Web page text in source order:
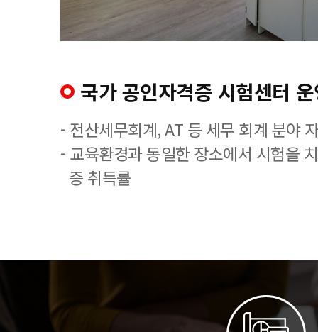
국가 공인자격증 시험센터
- 전산세무회계, AT 등 세무 회계 분야
- 교육환경과 동일한 장소에서 시험을
증 취득률